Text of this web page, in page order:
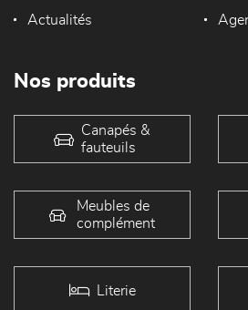
Actualités
Nos produits
Canapés &
fauteuils
Meubles de
complément
Literie